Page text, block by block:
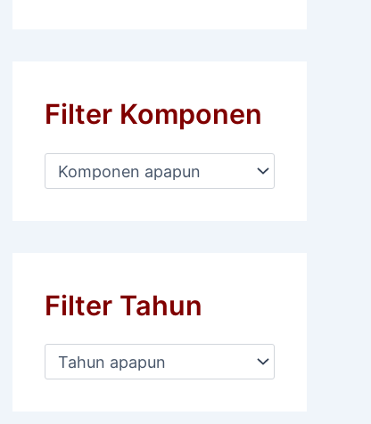
Filter Komponen
Filter Tahun